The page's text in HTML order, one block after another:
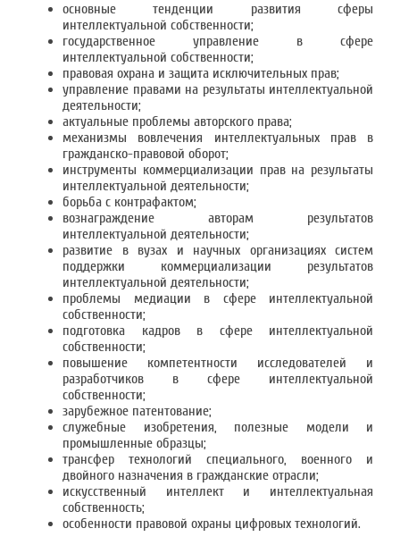
основные тенденции развития сферы
интеллектуальной собственности;
государственное управление в сфере
интеллектуальной собственности;
правовая охрана и защита исключительных прав;
управление правами на результаты интеллектуальной
деятельности;
актуальные проблемы авторского права;
механизмы вовлечения интеллектуальных прав в
гражданско-правовой оборот;
инструменты коммерциализации прав на результаты
интеллектуальной деятельности;
борьба с контрафактом;
вознаграждение авторам результатов
интеллектуальной деятельности;
развитие в вузах и научных организациях систем
поддержки коммерциализации результатов
интеллектуальной деятельности;
проблемы медиации в сфере интеллектуальной
собственности;
подготовка кадров в сфере интеллектуальной
собственности;
повышение компетентности исследователей и
разработчиков в сфере интеллектуальной
собственности;
зарубежное патентование;
служебные изобретения, полезные модели и
промышленные образцы;
трансфер технологий специального, военного и
двойного назначения в гражданские отрасли;
искусственный интеллект и интеллектуальная
собственность;
особенности правовой охраны цифровых технологий.